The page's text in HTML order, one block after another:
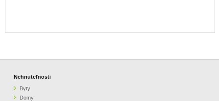
Nehnuteľnosti
Byty
Domy